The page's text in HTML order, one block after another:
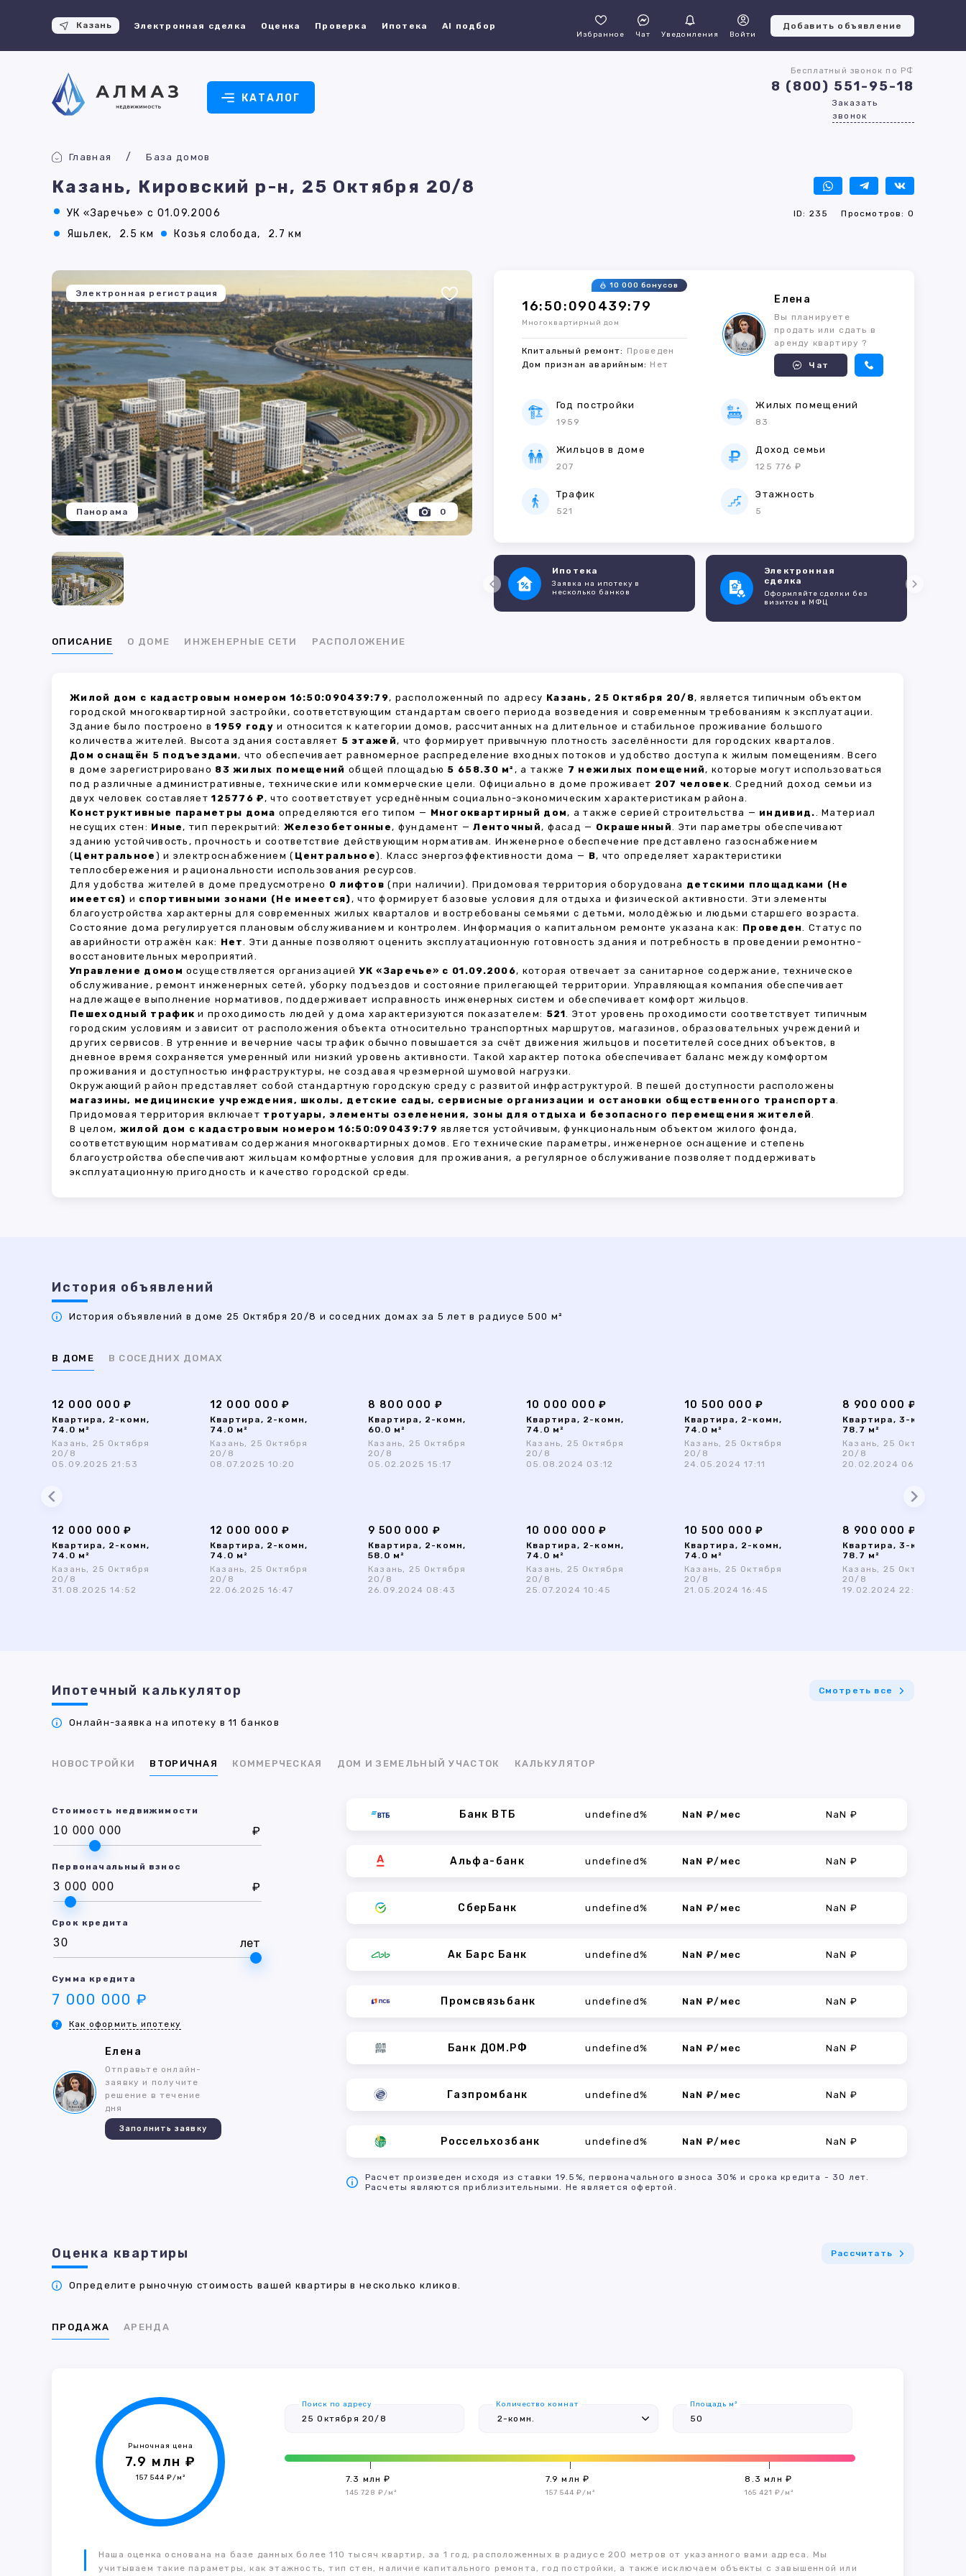
Казань Электронная сделка Оценка Проверка Ипотека AI подбор
Избранное Чат Уведомления Войти
Добавить объявление
КАТАЛОГ
Бесплатный звонок по РФ
8 (800) 551-95-18
Заказать
звонок
Главная База домов
Казань, Кировский р-н, 25 Октября 20/8
УК «Заречье» с 01.09.2006 ID: 235 Просмотров: 0
Яшьлек, 2.5 км Козья слобода, 2.7 км
Электронная регистрация
0
Панорама
16:50:090439:79
10 000 бонусов
Многоквартирный дом
Кпитальный ремонт: Проведен
Дом признан аварийным: Нет
Елена
Вы планируете
продать или сдать в
аренду квартиру ?
Чат
Год постройки
1959
Жилых помещений
83
Жильцов в доме
207
Доход семьи
125 776 ₽
Трафик
521
Этажность
5
Ипотека
Заявка на ипотеку в
несколько банков
Электронная
сделка
Оформляйте сделки без
визитов в МФЦ
ОПИСАНИЕ О ДОМЕ ИНЖЕНЕРНЫЕ СЕТИ РАСПОЛОЖЕНИЕ
Жилой дом с кадастровым номером 16:50:090439:79, расположенный по адресу Казань, 25 Октября 20/8, является типичным объектом
городской многоквартирной застройки, соответствующим стандартам своего периода возведения и современным требованиям к эксплуатации.
Здание было построено в1959 году и относится к категории домов, рассчитанных на длительное и стабильное проживание большого
количества жителей. Высота здания составляет 5 этажей, что формирует привычную плотность заселённости для городских кварталов.
Дом оснащён 5 подъездами, что обеспечивает равномерное распределение входных потоков и удобство доступа к жилым помещениям. Всего
в доме зарегистрировано 83 жилых помещений общей площадью 5 658.30 м² , а также 7 нежилых помещений, которые могут использоваться
под различные административные, технические или коммерческие цели. Официально в доме проживает 207 человек. Средний доход семьи из
двух человек составляет125776 ₽, что соответствует усреднённым социально-экономическим характеристикам района.
Конструктивные параметры дома определяются его типом — Многоквартирный дом, а также серией строительства — индивид.. Материал
несущих стен: Иные, тип перекрытий: Железобетонные, фундамент —Ленточный, фасад — Окрашенный. Эти параметры обеспечивают
зданию устойчивость, прочность и соответствие действующим нормативам. Инженерное обеспечение представлено газоснабжением
(Центральное ) и электроснабжением ( Центральное). Класс энергоэффективности дома — B, что определяет характеристики
теплосбережения и рациональности использования ресурсов.
Для удобства жителей в доме предусмотрено 0 лифтов (при наличии). Придомовая территория оборудована детскими площадками (Не
имеется) и спортивными зонами (Не имеется), что формирует базовые условия для отдыха и физической активности. Эти элементы
благоустройства характерны для современных жилых кварталов и востребованы семьями с детьми, молодёжью и людьми старшего возраста.
Состояние дома регулируется плановым обслуживанием и контролем. Информация о капитальном ремонте указана как: Проведен. Статус по
аварийности отражён как: Нет. Эти данные позволяют оценить эксплуатационную готовность здания и потребность в проведении ремонтно-
восстановительных мероприятий.
Управление домом осуществляется организациейУК «Заречье» с 01.09.2006, которая отвечает за санитарное содержание, техническое
обслуживание, ремонт инженерных сетей, уборку подъездов и состояние прилегающей территории. Управляющая компания обеспечивает
надлежащее выполнение нормативов, поддерживает исправность инженерных систем и обеспечивает комфорт жильцов.
Пешеходный трафик и проходимость людей у дома характеризуются показателем: 521. Этот уровень проходимости соответствует типичным
городским условиям и зависит от расположения объекта относительно транспортных маршрутов, магазинов, образовательных учреждений и
других сервисов. В утренние и вечерние часы трафик обычно повышается за счёт движения жильцов и посетителей соседних объектов, в
дневное время сохраняется умеренный или низкий уровень активности. Такой характер потока обеспечивает баланс между комфортом
проживания и доступностью инфраструктуры, не создавая чрезмерной шумовой нагрузки.
Окружающий район представляет собой стандартную городскую среду с развитой инфраструктурой. В пешей доступности расположены
магазины, медицинские учреждения, школы, детские сады, сервисные организации и остановки общественного транспорта.
Придомовая территория включает тротуары, элементы озеленения, зоны для отдыха и безопасного перемещения жителей.
В целом, жилой дом с кадастровым номером 16:50:090439:79 является устойчивым, функциональным объектом жилого фонда,
соответствующим нормативам содержания многоквартирных домов. Его технические параметры, инженерное оснащение и степень
благоустройства обеспечивают жильцам комфортные условия для проживания, а регулярное обслуживание позволяет поддерживать
эксплуатационную пригодность и качество городской среды.
История объявлений
История объявлений в доме 25 Октября 20/8 и соседних домах за 5 лет в радиусе 500 м²
В ДОМЕ В СОСЕДНИХ ДОМАХ
12 000 000 ₽
Квартира, 2-комн,
74.0 м²
Казань, 25 Октября
20/8
05.09.2025 21:53
12 000 000 ₽
Квартира, 2-комн,
74.0 м²
Казань, 25 Октября
20/8
08.07.2025 10:20
8 800 000 ₽
Квартира, 2-комн,
60.0 м²
Казань, 25 Октября
20/8
05.02.2025 15:17
10 000 000 ₽
Квартира, 2-комн,
74.0 м²
Казань, 25 Октября
20/8
05.08.2024 03:12
10 500 000 ₽
Квартира, 2-комн,
74.0 м²
Казань, 25 Октября
20/8
24.05.2024 17:11
8 900 000 ₽
Квартира, 3-комн,
78.7 м²
Казань, 25 Октября
20/8
20.02.2024 06:39
12 000 000 ₽
Квартира, 2-комн,
74.0 м²
Казань, 25 Октября
20/8
31.08.2025 14:52
12 000 000 ₽
Квартира, 2-комн,
74.0 м²
Казань, 25 Октября
20/8
22.06.2025 16:47
9 500 000 ₽
Квартира, 2-комн,
58.0 м²
Казань, 25 Октября
20/8
26.09.2024 08:43
10 000 000 ₽
Квартира, 2-комн,
74.0 м²
Казань, 25 Октября
20/8
25.07.2024 10:45
10 500 000 ₽
Квартира, 2-комн,
74.0 м²
Казань, 25 Октября
20/8
21.05.2024 16:45
8 900 000 ₽
Квартира, 3-комн,
78.7 м²
Казань, 25 Октября
20/8
19.02.2024 22:47
Ипотечный калькулятор Смотреть все
Онлайн-заявка на ипотеку в 11 банков
НОВОСТРОЙКИ ВТОРИЧНАЯ КОММЕРЧЕСКАЯ ДОМ И ЗЕМЕЛЬНЫЙ УЧАСТОК КАЛЬКУЛЯТОР
Стоимость недвижимости
₽
Первоначальный взнос
₽
Срок кредита
лет
Сумма кредита
7 000 000 ₽
Как оформить ипотеку
Елена
Отправьте онлайн-
заявку и получите
решение в течение
дня
Заполнить заявку
Банк ВТБ undefined% NaN ₽/мес NaN ₽
Альфа-банк undefined% NaN ₽/мес NaN ₽
СберБанк undefined% NaN ₽/мес NaN ₽
Ак Барс Банк undefined% NaN ₽/мес NaN ₽
Промсвязьбанк undefined% NaN ₽/мес NaN ₽
Банк ДОМ.РФ undefined% NaN ₽/мес NaN ₽
Газпромбанк undefined% NaN ₽/мес NaN ₽
Россельхозбанк undefined% NaN ₽/мес NaN ₽
Расчет произведен исходя из ставки 19.5%, первоначального взноса 30% и срока кредита - 30 лет.
Расчеты являются приблизительными. Не является офертой.
Оценка квартиры Рассчитать
Определите рыночную стоимость вашей квартиры в несколько кликов.
ПРОДАЖА АРЕНДА
Рыночная цена
7.9 млн ₽
157 544 ₽/м²
Поиск по адресу Количество комнат Площадь м²
7.3 млн ₽
145 728 ₽/м²
7.9 млн ₽
157 544 ₽/м²
8.3 млн ₽
165 421 ₽/м²
Наша оценка основана на базе данных более 110 тысяч квартир, за 1 год, расположенных в радиусе 200 метров от указанного вами адреса. Мы
учитываем такие параметры, как этажность, тип стен, наличие капитального ремонта, год постройки, а также исключаем объекты с завышенной или